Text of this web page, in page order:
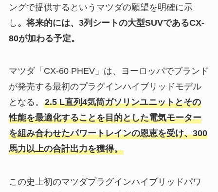
ングで提供するというマツダの願望を明確に示
し 。将来的には、3列シートの大型SUVであるCX-
80が加わる予定。
マツダ「CX-60 PHEV」は、ヨーロッパでブランド
が発売する最初のプラグインハイブリッドモデル
となる。 2.5 L直列4気筒ガソリンユニットとその
性能を最適化することを目的とした電気モーター
を組み合わせたパワートレインの恩恵を受け、300
馬力以上の合計出力を獲得。
この史上初のマツダプラグインハイブリッドパワ